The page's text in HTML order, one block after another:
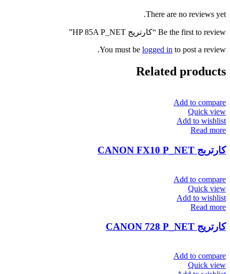
There are no reviews yet.
Be the first to review “کارتریج HP 85A P_NET”
You must be logged in to post a review.
Related products
Add to compare
Quick view
Add to wishlist
Read more
کارتربج CANON FX10 P_NET
Add to compare
Quick view
Add to wishlist
Read more
کارتریج CANON 728 P_NET
Add to compare
Quick view